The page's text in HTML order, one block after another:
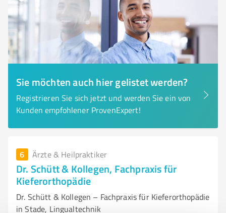
Sie möchten auch hier gelistet werden?
Registrieren Sie sich jetzt und werden Sie ein von
Kunden empfohlener ProvenExpert!
6 Ärzte & Heilpraktiker
Dr. Schütt & Kollegen, Fachpraxis für
Kieferorthopädie
Dr. Schütt & Kollegen – Fachpraxis für Kieferorthopädie
in Stade, Lingualtechnik